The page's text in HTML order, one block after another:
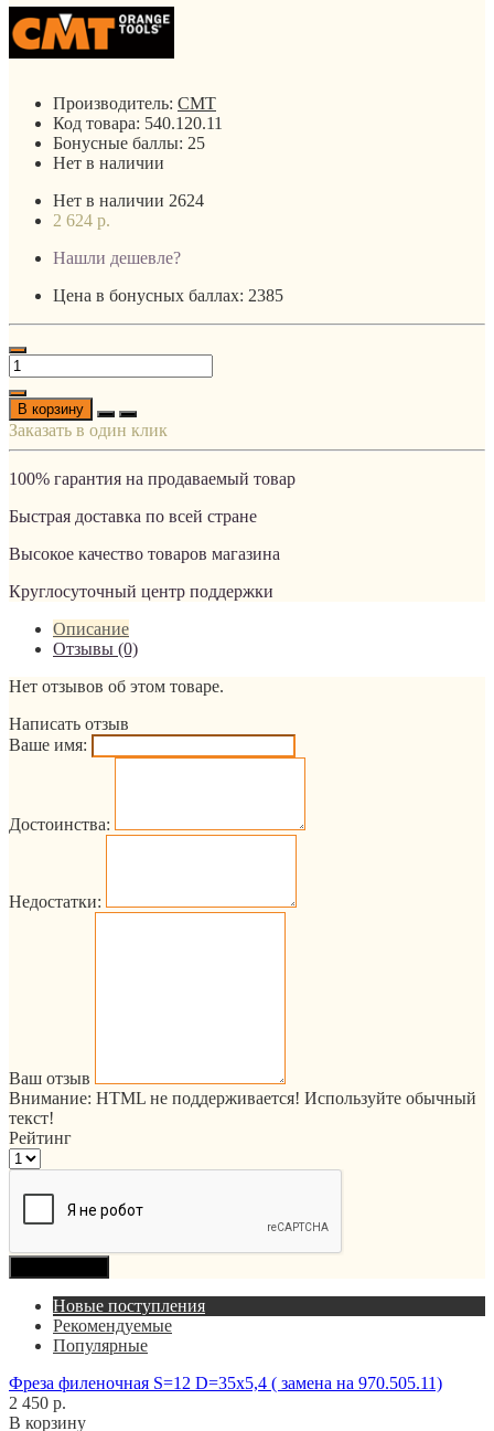
Производитель: CMT
Код товара: 540.120.11
Бонусные баллы: 25
Нет в наличии
Нет в наличии 2624
2 624 р.
Нашли дешевле?
Цена в бонусных баллах: 2385
В корзину
Заказать в один клик
100% гарантия на продаваемый товар
Быстрая доставка по всей стране
Высокое качество товаров магазина
Круглосуточный центр поддержки
Описание
Отзывы (0)
Нет отзывов об этом товаре.
Написать отзыв
Ваше имя:
Достоинства:
Недостатки:
Ваш отзыв
Внимание: HTML не поддерживается! Используйте обычный
текст!
Рейтинг
Новые поступления
Рекомендуемые
Популярные
Фреза филеночная S=12 D=35x5,4 ( замена на 970.505.11)
2 450 р.
В корзину